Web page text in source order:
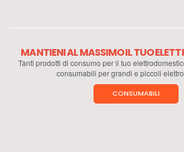
MANTIENI AL MASSIMO IL TUO
Tanti prodotti di consumo per il tuo
consumabili per grandi e piccoli
CONSUMABILI